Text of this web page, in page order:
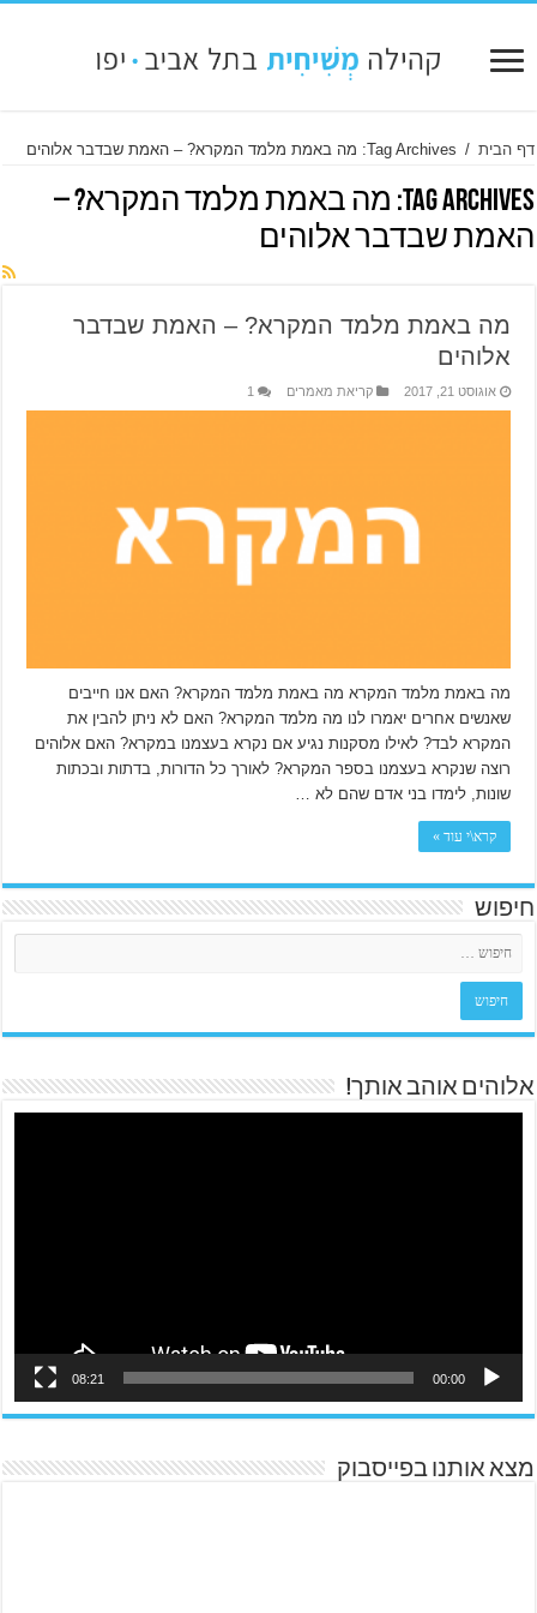
דף הבית / Tag Archives: מה באמת מלמד המקרא? – האמת שבדבר אלוהים
Tag Archives: מה באמת מלמד המקרא? –
האמת שבדבר אלוהים
מה באמת מלמד המקרא? – האמת שבדבר
אלוהים
אוגוסט 21, 2017 קריאת מאמרים 1
מה באמת מלמד המקרא מה באמת מלמד המקרא? האם אנו חייבים
שאנשים אחרים יאמרו לנו מה מלמד המקרא? האם לא ניתן להבין את
המקרא לבד? לאילו מסקנות נגיע אם נקרא בעצמנו במקרא? האם אלוהים
רוצה שנקרא בעצמנו בספר המקרא? לאורך כל הדורות, בדתות ובכתות
שונות, לימדו בני אדם שהם לא …
קרא\י עוד »
חיפוש
אלוהים אוהב אותך!
00:00
08:21
מצא אותנו בפייסבוק